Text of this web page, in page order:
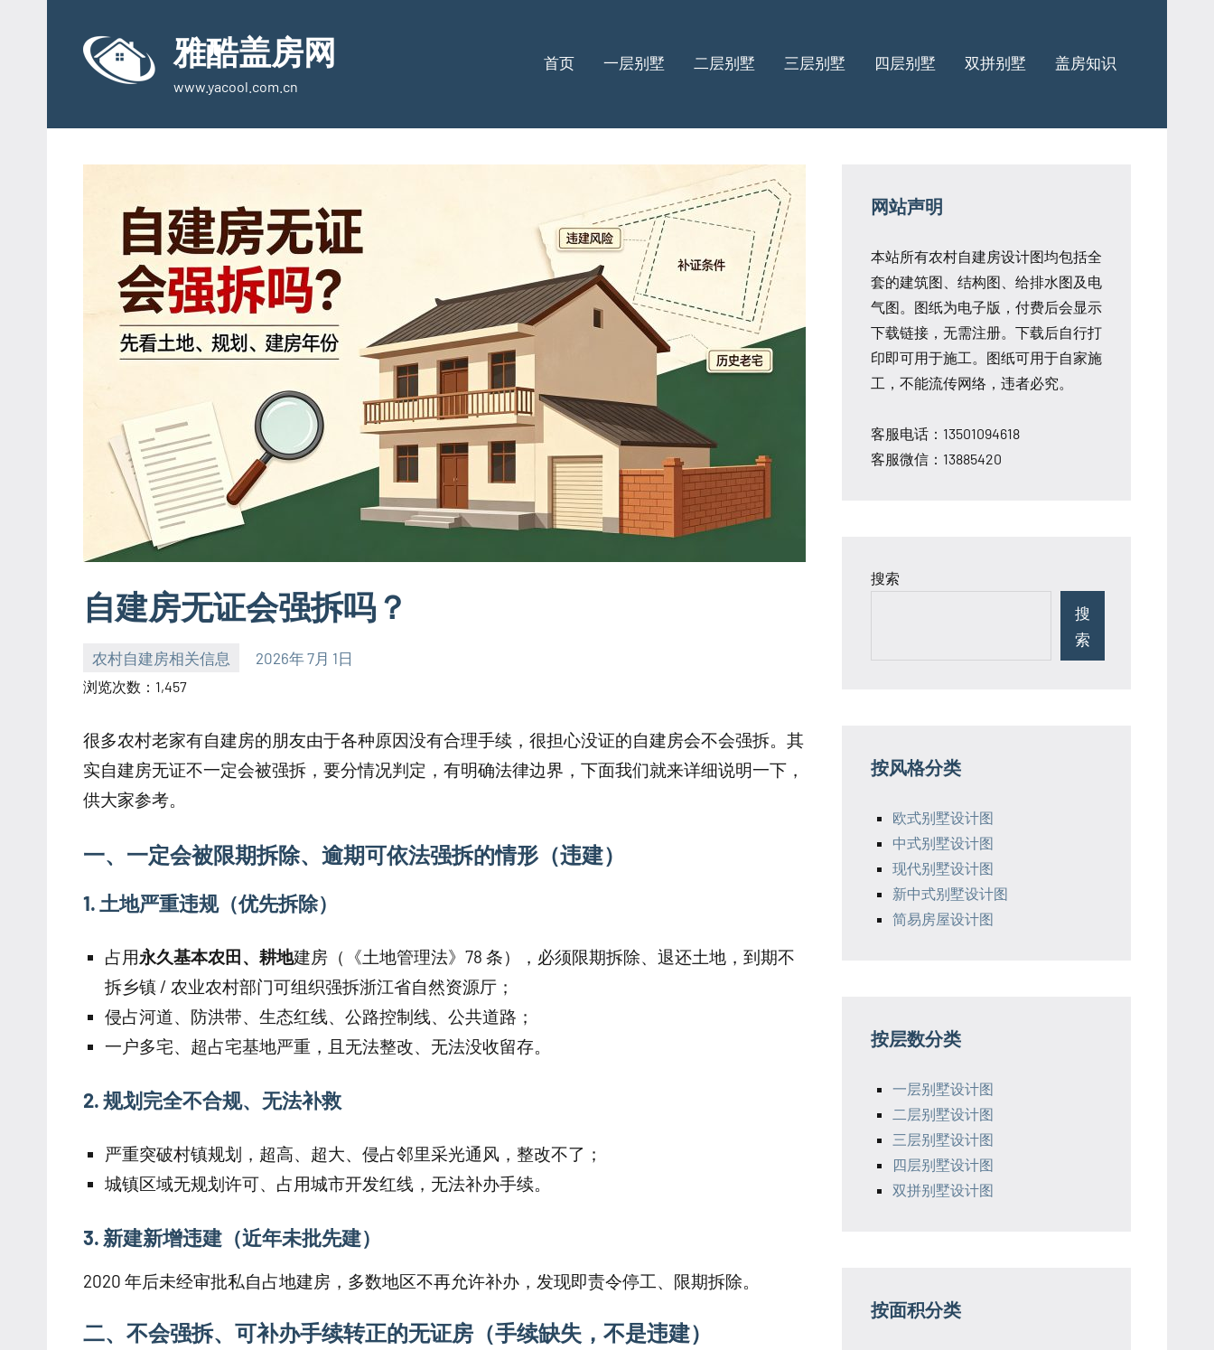
content
雅酷盖房网
www.yacool.com.cn
首页 一层别墅 二层别墅 三层别墅 四层别墅 双拼别墅 盖房知识
自建房无证会强拆吗？
农村自建房相关信息 2026年 7月 1日
yacool
浏览次数：1,457
很多农村老家有自建房的朋友由于各种原因没有合理手续，很担心没证的自建房会不会强拆。其
实自建房无证不一定会被强拆，要分情况判定，有明确法律边界，下面我们就来详细说明一下，
供大家参考。
一、一定会被限期拆除、逾期可依法强拆的情形（违建）
1. 土地严重违规（优先拆除）
占用永久基本农田、耕地建房（《土地管理法》78 条），必须限期拆除、退还土地，到期不
拆乡镇 / 农业农村部门可组织强拆浙江省自然资源厅；
侵占河道、防洪带、生态红线、公路控制线、公共道路；
一户多宅、超占宅基地严重，且无法整改、无法没收留存。
2. 规划完全不合规、无法补救
严重突破村镇规划，超高、超大、侵占邻里采光通风，整改不了；
城镇区域无规划许可、占用城市开发红线，无法补办手续。
3. 新建新增违建（近年未批先建）
2020 年后未经审批私自占地建房，多数地区不再允许补办，发现即责令停工、限期拆除。
二、不会强拆、可补办手续转正的无证房（手续缺失，不是违建）
网站声明
本站所有农村自建房设计图均包括全
套的建筑图、结构图、给排水图及电
气图。图纸为电子版，付费后会显示
下载链接，无需注册。下载后自行打
印即可用于施工。图纸可用于自家施
工，不能流传网络，违者必究。
客服电话：13501094618
客服微信：13885420
搜索
搜
索
按风格分类
欧式别墅设计图
中式别墅设计图
现代别墅设计图
新中式别墅设计图
简易房屋设计图
按层数分类
一层别墅设计图
二层别墅设计图
三层别墅设计图
四层别墅设计图
双拼别墅设计图
按面积分类